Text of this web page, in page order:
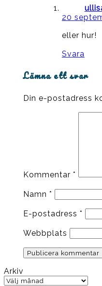
20
eller hur!
Svara
Lämna ett svar
Din e-postadress
Kommentar *
Namn *
E-postadress *
Webbplats
Arkiv
Arkiv